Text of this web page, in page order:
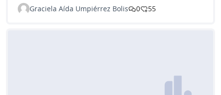
Graciela Aída Umpiérrez Bolis 0 55